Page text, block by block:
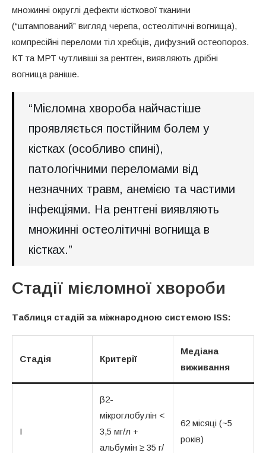
множинні округлі дефекти кісткової тканини
(“штампований” вигляд черепа, остеолітичні вогнища),
компресійні переломи тіл хребців, дифузний остеопороз.
КТ та МРТ чутливіші за рентген, виявляють дрібні
вогнища раніше.
“Мієломна хвороба найчастіше
проявляється постійним болем у
кістках (особливо спині),
патологічними переломами від
незначних травм, анемією та частими
інфекціями. На рентгені виявляють
множинні остеолітичні вогнища в
кістках.”
Стадії мієломної хвороби
Таблиця стадій за міжнародною системою ISS:
Стадія Критерії
Медіана
виживання
I
β2-
мікроглобулін <
3,5 мг/л +
альбумін ≥ 35 г/
62 місяці (~5
років)